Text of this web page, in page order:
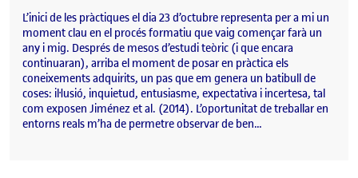
L’inici de les pràctiques el dia 23 d’octubre representa per a mi un
moment clau en el procés formatiu que vaig començar farà un
any i mig. Després de mesos d’estudi teòric (i que encara
continuaran), arriba el moment de posar en pràctica els
coneixements adquirits, un pas que em genera un batibull de
coses: il·lusió, inquietud, entusiasme, expectativa i incertesa, tal
com exposen Jiménez et al. (2014). L’oportunitat de treballar en
entorns reals m’ha de permetre observar de ben…